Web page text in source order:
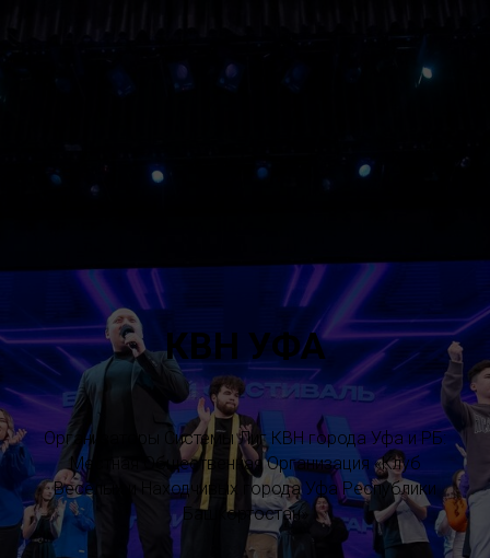
КВН УФА
Организаторы Системы Лиг КВН города Уфа и РБ:
Местная Общественная Организация «Клуб
Весёлых и Находчивых города Уфа Республики
Башкортостан»